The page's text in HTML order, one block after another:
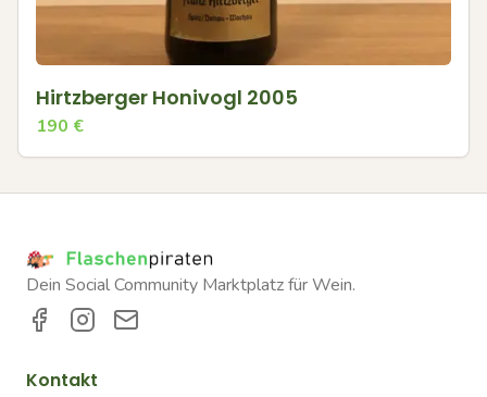
Hirtzberger Honivogl 2005
190 €
Dein Social Community Marktplatz für Wein.
Kontakt